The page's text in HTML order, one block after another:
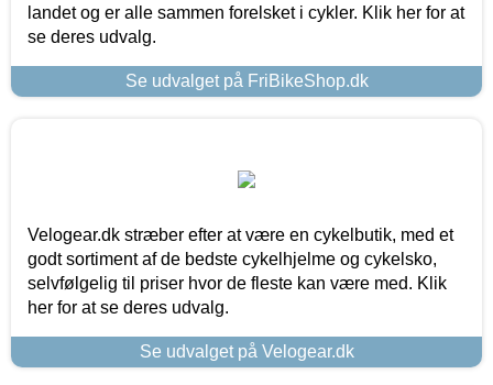
landet og er alle sammen forelsket i cykler. Klik her for at
se deres udvalg.
Se udvalget på FriBikeShop.dk
Velogear.dk stræber efter at være en cykelbutik, med et
godt sortiment af de bedste cykelhjelme og cykelsko,
selvfølgelig til priser hvor de fleste kan være med. Klik
her for at se deres udvalg.
Se udvalget på Velogear.dk